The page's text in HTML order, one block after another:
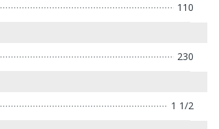
110
230
1 1/2